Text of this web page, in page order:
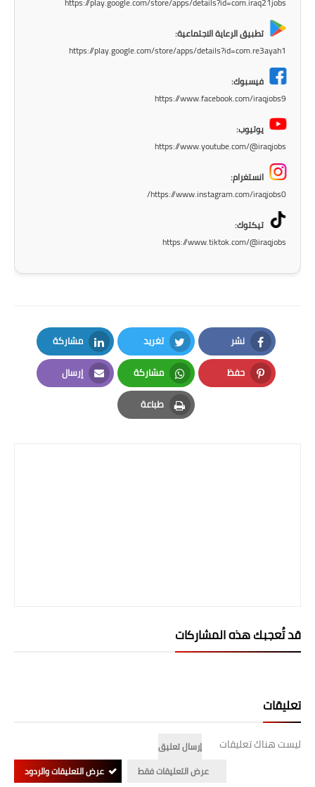
المرحلة المتوسطة
فن ومشاهير
العامة
تطبيق الرعاية الاجتماعية:
https://play.google.com/store/apps/details?id=com.re3ayah1
فيسبوك:
https://www.facebook.com/iraqjobs9
يوتيوب:
https://www.youtube.com/@iraqjobs
انستغرام:
https://www.instagram.com/iraqjobs0/
تيكتوك:
https://www.tiktok.com/@iraqjobs
نشر
Facebook
تغريد
Twitter
مشاركة
LinkedIn
حفظ
Pinterest
مشاركة
Whatsapp
إرسال
Email
طباعة
Print
قد تُعجبك هذه المشاركات
تعليقات
ليست هناك تعليقات
إرسال تعليق
عرض التعليقات فقط
عرض التعليقات والردود